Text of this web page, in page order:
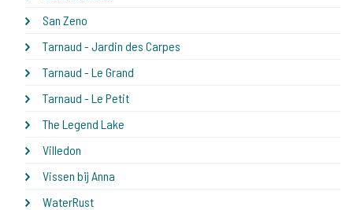
San Zeno
Tarnaud - Jardin des Carpes
Tarnaud - Le Grand
Tarnaud - Le Petit
The Legend Lake
Villedon
Vissen bij Anna
WaterRust